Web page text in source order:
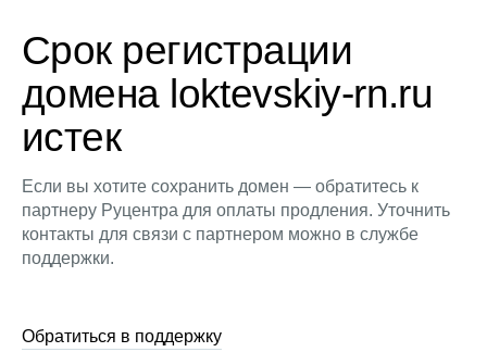
Срок регистрации
домена loktevskiy-rn.ru
истек
Если вы хотите сохранить домен — обратитесь к
партнеру Руцентра для оплаты продления. Уточнить
контакты для связи с партнером можно в службе
поддержки.
Обратиться в поддержку